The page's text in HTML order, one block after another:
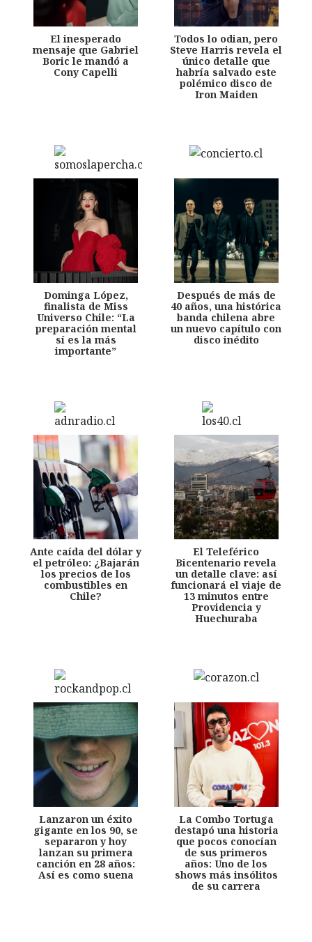
El inesperado
mensaje que Gabriel
Boric le mandó a
Cony Capelli
Todos lo odian, pero
Steve Harris revela el
único detalle que
habría salvado este
polémico disco de
Iron Maiden
Dominga López,
finalista de Miss
Universo Chile: “La
preparación mental
sí es la más
importante”
Después de más de
40 años, una histórica
banda chilena abre
un nuevo capítulo con
disco inédito
Ante caída del dólar y
el petróleo: ¿Bajarán
los precios de los
combustibles en
Chile?
El Teleférico
Bicentenario revela
un detalle clave: así
funcionará el viaje de
13 minutos entre
Providencia y
Huechuraba
Lanzaron un éxito
gigante en los 90, se
separaron y hoy
lanzan su primera
canción en 28 años:
Así es como suena
La Combo Tortuga
destapó una historia
que pocos conocían
de sus primeros
años: Uno de los
shows más insólitos
de su carrera